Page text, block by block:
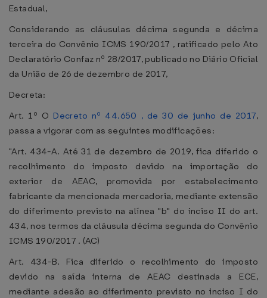
Estadual,
Considerando as cláusulas décima segunda e décima
terceira do Convênio ICMS 190/2017 , ratificado pelo Ato
Declaratório Confaz nº 28/2017, publicado no Diário Oficial
da União de 26 de dezembro de 2017,
Decreta:
Art. 1º O Decreto nº 44.650 , de 30 de junho de 2017,
passa a vigorar com as seguintes modificações:
"Art. 434-A. Até 31 de dezembro de 2019, fica diferido o
recolhimento do imposto devido na importação do
exterior de AEAC, promovida por estabelecimento
fabricante da mencionada mercadoria, mediante extensão
do diferimento previsto na alínea "b" do inciso II do art.
434, nos termos da cláusula décima segunda do Convênio
ICMS 190/2017 . (AC)
Art. 434-B. Fica diferido o recolhimento do imposto
devido na saída interna de AEAC destinada a ECE,
mediante adesão ao diferimento previsto no inciso I do